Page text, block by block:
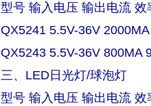
型号 输入电压 输出电流 效
QX5241 5.5V-36V
QX5243 5.5V-36V 800MA
三、LED日光灯/球泡灯
型号 输入电压 输出电流 效